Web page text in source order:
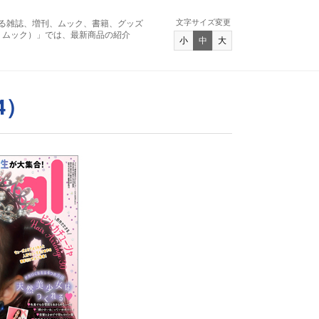
雑誌、増刊、ムック、書籍、グッズ
ック）」では、最新商品の紹介
文字サイズ変更
小 中 大